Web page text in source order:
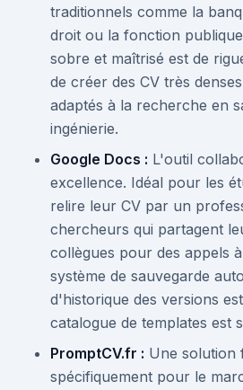
traditionnels comme la
droit ou la fonction
sobre et maîtrisé est de
de créer des CV très
adaptés à la recherche en
ingénierie.
Google Docs : L'outil
excellence. Idéal pour les
relire leur CV par un
chercheurs qui partagent
collègues pour des appels
système de sauvegarde
d'historique des versions
catalogue de templates est
PromptCV.fr : Une solution
spécifiquement pour le